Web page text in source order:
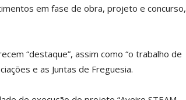
em fase de obra, projeto e concurso,
“destaque”, assim como “o trabalho de
e as Juntas de Freguesia.